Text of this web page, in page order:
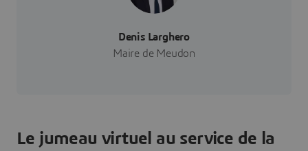
Denis Larghero
Maire de Meudon
Le jumeau virtuel au service de la